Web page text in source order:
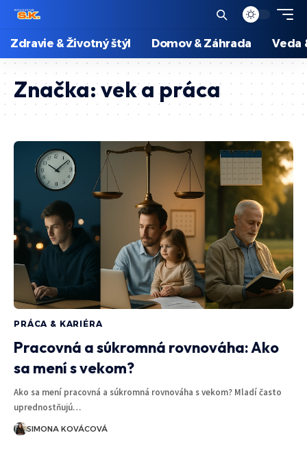
Zdravie & Životný štýl Domov & Záhrada Veda
Značka:vek a práca
PRÁCA & KARIÉRA
Pracovná a súkromná rovnováha: Ako
sa mení s vekom?
Ako sa mení pracovná a súkromná rovnováha s vekom? Mladí často
uprednostňujú…
SIMONA KOVÁCOVÁ